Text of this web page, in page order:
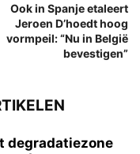
Ook in Spanje etaleert
Jeroen D’hoedt hoog
vormpeil: “Nu in België
bevestigen”
degradatiezone